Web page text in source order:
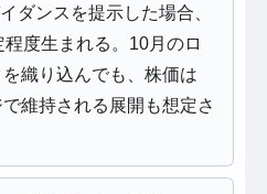
ダンスを提示した場合、
度生まれる。10月のロ
織り込んでも、株価は
維持される展開も想定さ